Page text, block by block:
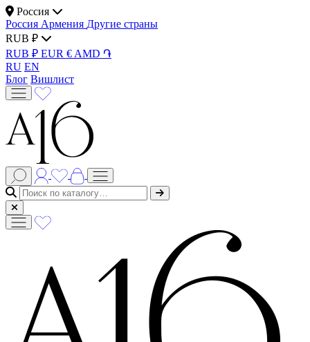
Россия
Россия Армения Другие страны
RUB ₽
RUB ₽ EUR € AMD ֏
RU EN
Блог Вишлист